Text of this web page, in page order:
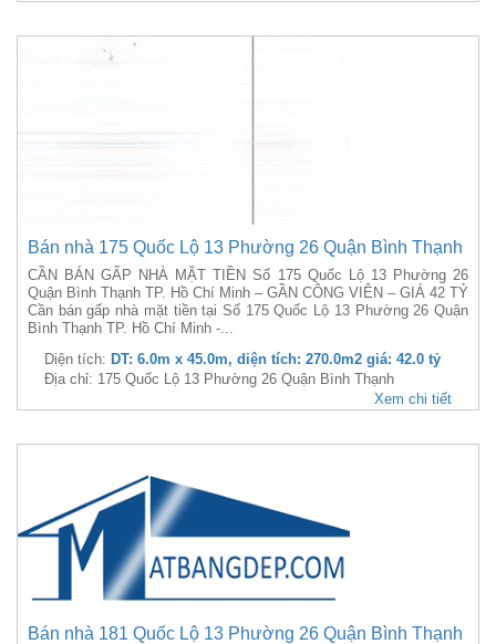
Bán nhà 175 Quốc Lộ 13 Phường 26 Quận Bình Thạnh
CẦN BÁN GẤP NHÀ MẶT TIỀN Số 175 Quốc Lộ 13 Phường 26
Quận Bình Thạnh TP. Hồ Chí Minh – GẦN CÔNG VIÊN – GIÁ 42 TỶ
Cần bán gấp nhà mặt tiền tại Số 175 Quốc Lộ 13 Phường 26 Quận
Bình Thạnh TP. Hồ Chí Minh -...
Diện tích: DT: 6.0m x 45.0m, diện tích: 270.0m2 giá: 42.0 tỷ
Địa chỉ: 175 Quốc Lộ 13 Phường 26 Quận Bình Thạnh
Xem chi tiết
Bán nhà 181 Quốc Lộ 13 Phường 26 Quận Bình Thạnh